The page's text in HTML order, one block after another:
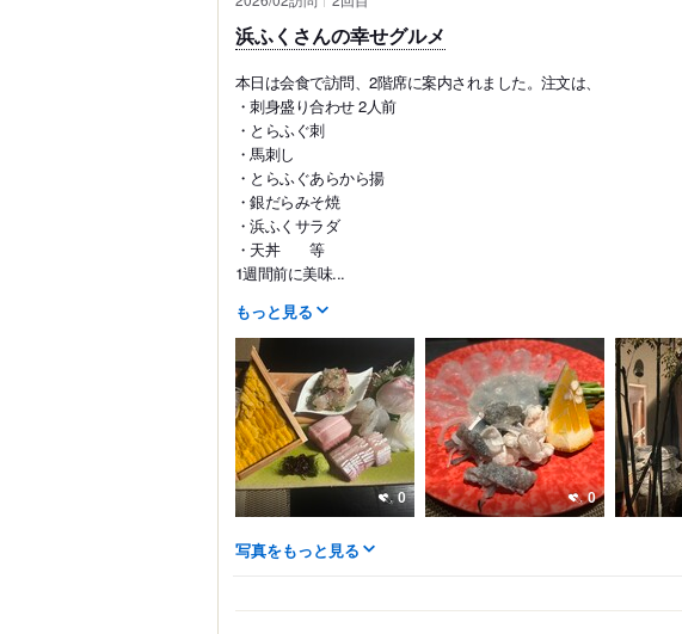
浜ふくさんの幸せグルメ
本日は会食で訪問、2階席に案内されました。注文は、
・刺身盛り合わせ 2人前
・とらふぐ刺
・馬刺し
・とらふぐあらから揚
・銀だらみそ焼
・浜ふくサラダ
・天丼 等
1週間前に美味...
もっと見る
0 0
写真をもっと見る